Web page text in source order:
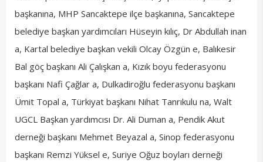
başkanına, MHP Sancaktepe ilçe başkanına, Sancaktepe
belediye başkan yardımcıları Hüseyin kılıç, Dr Abdullah inan
a, Kartal belediye başkan vekili Olcay Özgün e, Balıkesir
Bal göç başkanı Ali Çalışkan a, Kızık boyu federasyonu
başkanı Nafi Çağlar a, Dulkadiroğlu federasyonu başkanı
Ümit Topal a, Türkiyat başkanı Nihat Tanrıkulu na, Walt
UGCL Başkan yardımcısı Dr. Ali Duman a, Pendik Akut
derneği başkanı Mehmet Beyazal a, Sinop federasyonu
başkanı Remzi Yüksel e, Suriye Oğuz boyları derneği